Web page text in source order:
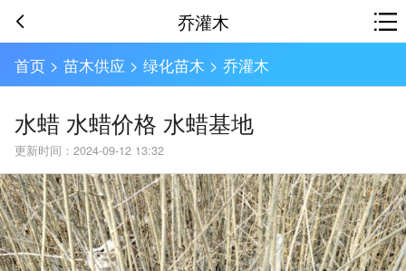
乔灌木
首页> 苗木供应 > 绿化苗木 > 乔灌木
水蜡 水蜡价格 水蜡基地
更新时间：2024-09-12 13:32